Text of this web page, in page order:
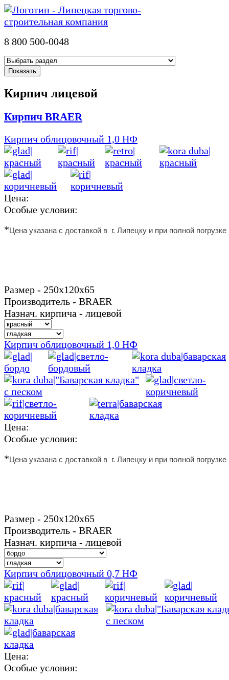
8 800 500-0048
Кирпич лицевой
Кирпич BRAER
Кирпич облицовочный 1,0 НФ
Цена:
Особые условия:
*Цена указана с доставкой в г. Липецку и при полной
Размер - 250х120х65
Производитель - BRAER
Назнач. кирпича - лицевой
Кирпич облицовочный 1,0 НФ
Цена:
Особые условия:
*Цена указана с доставкой в г. Липецку и при полной
Размер - 250х120х65
Производитель - BRAER
Назнач. кирпича - лицевой
Кирпич облицовочный 0,7 НФ
Цена:
Особые условия: